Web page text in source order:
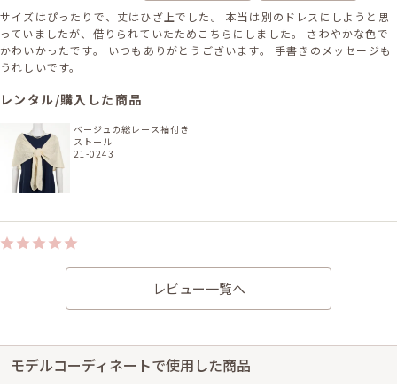
サイズはぴったりで、丈はひざ上でした。 本当は別のドレスにしようと思
っていましたが、借りられていたためこちらにしました。 さわやかな色で
かわいかったです。 いつもありがとうございます。 手書きのメッセージも
うれしいです。
レンタル/購入した商品
ベージュの総レース袖付き
ストール
21-0243
身長150cm【妊娠中(6ヶ月(M～Lサイズ))】 (バスト：D75)
結婚式 (友人として)
サイズはぴったりで、丈はひざ下でした。 キレイに梱包されていて、すぐ
リでした。 お腹まわりもゆったりなので妊娠中も着られるし、すっきりと
着られて大満足です。 シフォンのボレロについて問い合わせをした時も、
レビュー一覧へ
モデルコーディネートで使用した商品